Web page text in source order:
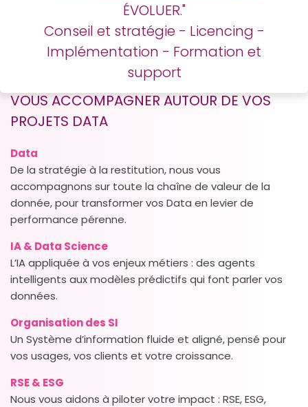
ÉVOLUER."
Conseil et stratégie - Licencing -
Implémentation - Formation et
support
VOUS ACCOMPAGNER AUTOUR DE VOS
PROJETS DATA
Data
De la stratégie à la restitution, nous vous
accompagnons sur toute la chaîne de valeur de la
donnée, pour transformer vos Data en levier de
performance pérenne.
IA & Data Science
L’IA appliquée à vos enjeux métiers : des agents
intelligents aux modèles prédictifs qui font parler vos
données.
Organisation des SI
Un Système d’information fluide et aligné, pensé pour
vos usages, vos clients et votre croissance.
RSE & ESG
Nous vous aidons à piloter votre impact : RSE, ESG,